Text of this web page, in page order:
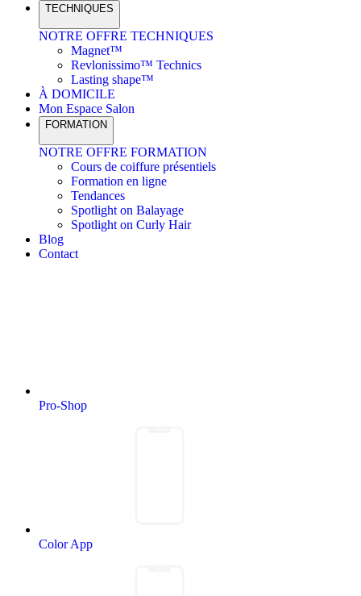
TECHNIQUES
NOTRE OFFRE TECHNIQUES
Magnet™
Revlonissimo™ Technics
Lasting shape™
À DOMICILE
Mon Espace Salon
FORMATION
NOTRE OFFRE FORMATION
Cours de coiffure présentiels
Formation en ligne
Tendances
Spotlight on Balayage
Spotlight on Curly Hair
Blog
Contact
Pro-Shop
Color App